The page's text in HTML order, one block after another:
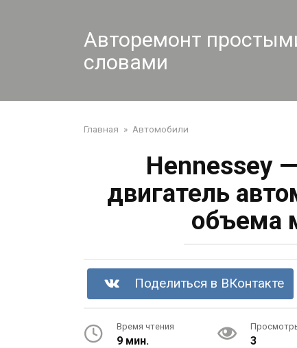
Авторемонт
словами
Главная » Автомобили
Hennessey
двигатель
объема
Поделиться в ВКонтакте
Время чтения
9 мин. 3